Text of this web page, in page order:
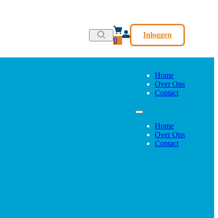
0
Inloggen
Home
Over Ons
Contact
Home
Over Ons
Contact